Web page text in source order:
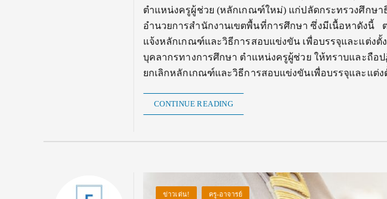
ตำแหน่งครูผู้ช่วย (หลักเกณฑ์ใหม่) แก่ปลัดกระทรวงศึกษา
อำนวยการสำนักงานเขตพื้นที่การศึกษา ซึ่งมีเนื้อหาดังนี้
แจ้งหลักเกณฑ์และวิธีการสอบแข่งขัน เพื่อบรรจุและแต่งตั้
บุคลากรทางการศึกษา ตําแหน่งครูผู้ช่วย ให้ทราบและถือ
ยกเลิกหลักเกณฑ์และวิธีการสอบแข่งขันเพื่อบรรจุและแต่
CONTINUE READING
ข่าวเด่น! ครู-อาจารย์